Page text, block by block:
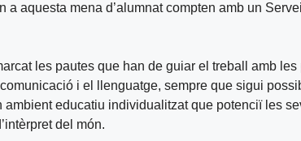
a aquesta mena d’alumnat compten amb un
les pautes que han de guiar el treball amb
i el llenguatge, sempre que sigui
ambient educatiu individualitzat que potenciï les
del món.